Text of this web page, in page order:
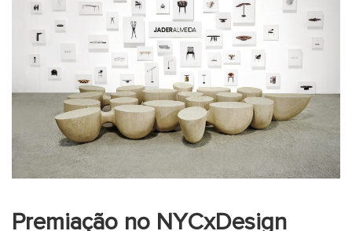
Premiação no NYCxDesign